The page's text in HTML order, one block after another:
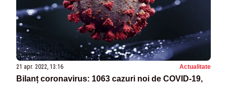
21 apr. 2022, 13:16 Actualitate
Bilanț coronavirus: 1063 cazuri noi de COVID-19,